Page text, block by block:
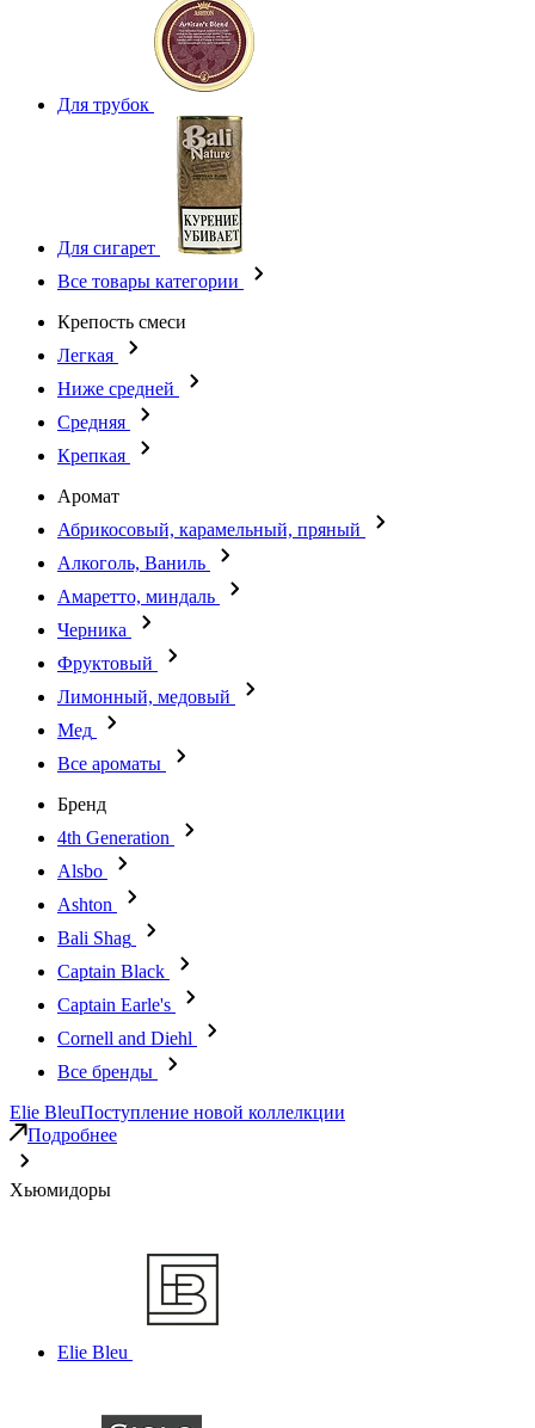
Для трубок
Для сигарет
Все товары категории
Крепость смеси
Легкая
Ниже средней
Средняя
Крепкая
Аромат
Абрикосовый, карамельный, пряный
Алкоголь, Ваниль
Амаретто, миндаль
Черника
Фруктовый
Лимонный, медовый
Мед
Все ароматы
Бренд
4th Generation
Alsbo
Ashton
Bali Shag
Captain Black
Captain Earle's
Cornell and Diehl
Все бренды
Elie BleuПоступление новой коллелкции
Подробнее
Хьюмидоры
Elie Bleu